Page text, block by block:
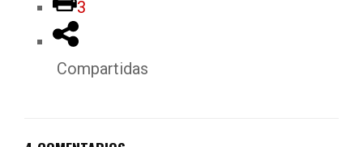
3
Compartidas